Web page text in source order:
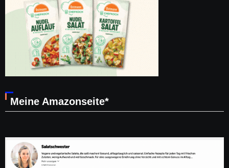
Meine Amazonseite*